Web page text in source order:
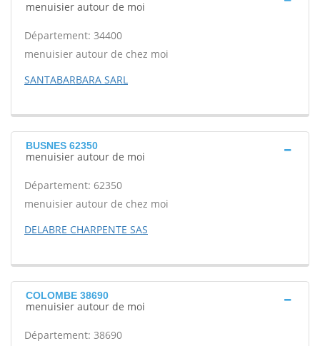
menuisier autour de moi
Département: 34400
menuisier autour de chez moi
SANTABARBARA SARL
BUSNES 62350
menuisier autour de moi
Département: 62350
menuisier autour de chez moi
DELABRE CHARPENTE SAS
COLOMBE 38690
menuisier autour de moi
Département: 38690